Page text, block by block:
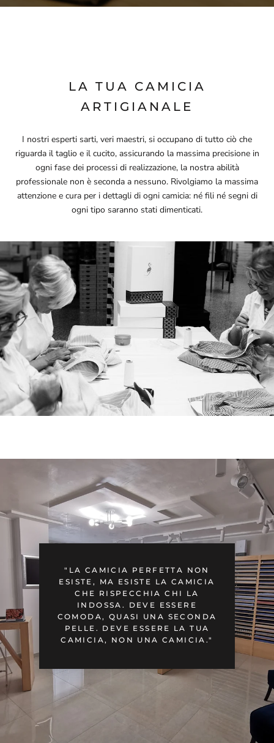
LA TUA CAMICIA
ARTIGIANALE
I nostri esperti sarti, veri maestri, si occupano di tutto ciò che
riguarda il taglio e il cucito, assicurando la massima precisione in
ogni fase dei processi di realizzazione, la nostra abilità
professionale non è seconda a nessuno. Rivolgiamo la massima
attenzione e cura per i dettagli di ogni camicia: né fili né segni di
ogni tipo saranno stati dimenticati.
"LA CAMICIA PERFETTA NON
ESISTE, MA ESISTE LA CAMICIA
CHE RISPECCHIA CHI LA
INDOSSA. DEVE ESSERE
COMODA, QUASI UNA SECONDA
PELLE. DEVE ESSERE LA TUA
CAMICIA, NON UNA CAMICIA."